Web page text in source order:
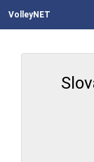
VolleyNET